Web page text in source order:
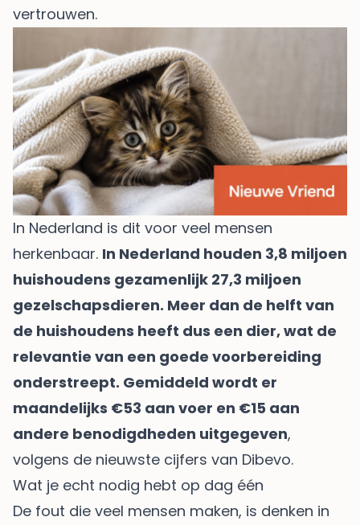
vertrouwen.
In Nederland is dit voor veel mensen
herkenbaar. In Nederland houden 3,8 miljoen
huishoudens gezamenlijk 27,3 miljoen
gezelschapsdieren. Meer dan de helft van
de huishoudens heeft dus een dier, wat de
relevantie van een goede voorbereiding
onderstreept. Gemiddeld wordt er
maandelijks €53 aan voer en €15 aan
andere benodigdheden uitgegeven,
volgens de nieuwste cijfers van Dibevo.
Wat je echt nodig hebt op dag één
De fout die veel mensen maken, is denken in